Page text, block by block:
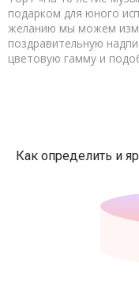
подарком для юного
желанию мы можем
поздравительную
цветовую гамму и
Как определить и